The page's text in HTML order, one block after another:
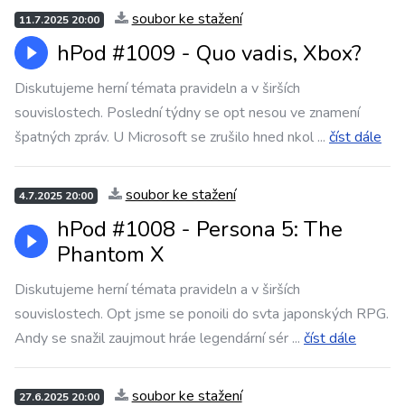
11.7.2025 20:00 soubor ke stažení
hPod #1009 - Quo vadis, Xbox?
Diskutujeme herní témata pravideln a v širších
souvislostech. Poslední týdny se opt nesou ve znamení
špatných zpráv. U Microsoft se zrušilo hned nkol ... číst dále
4.7.2025 20:00 soubor ke stažení
hPod #1008 - Persona 5: The
Phantom X
Diskutujeme herní témata pravideln a v širších
souvislostech. Opt jsme se ponoili do svta japonských RPG.
Andy se snažil zaujmout hráe legendární sér ... číst dále
27.6.2025 20:00 soubor ke stažení